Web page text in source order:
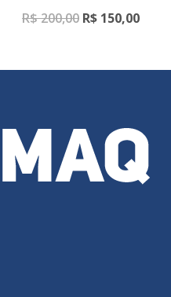
R$200,00 R$ 150,00